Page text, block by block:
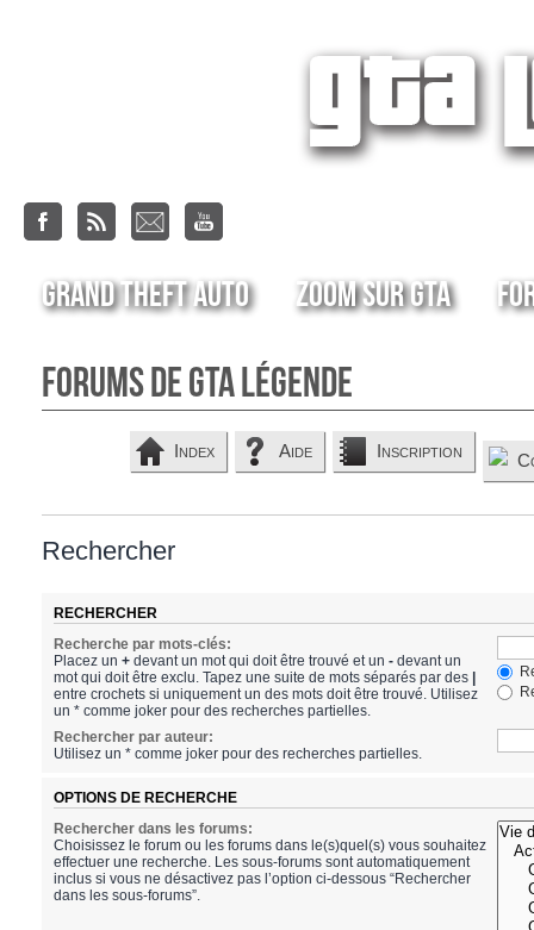
Grand Theft Auto Zoom sur GTA
Forums de GTA Légende
Index Aide Inscription
Rechercher
RECHERCHER
Recherche par mots-clés:
Placez un +devant un mot qui doit être trouvé et un -devant un
mot qui doit être exclu. Tapez une suite de mots séparés par des
entre crochets si uniquement un des mots doit être trouvé. Utilisez
un * comme joker pour des recherches partielles.
Rechercher par auteur:
Utilisez un * comme joker pour des recherches partielles.
OPTIONS DE RECHERCHE
Rechercher dans les forums:
Choisissez le forum ou les forums dans le(s)quel(s) vous souhaitez
effectuer une recherche. Les sous-forums sont automatiquement
inclus si vous ne désactivez pas l’option ci-dessous “Rechercher
dans les sous-forums”.